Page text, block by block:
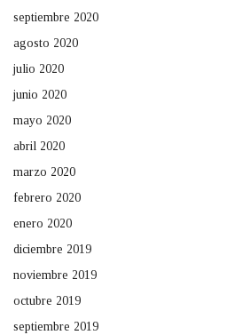
septiembre 2020
agosto 2020
julio 2020
junio 2020
mayo 2020
abril 2020
marzo 2020
febrero 2020
enero 2020
diciembre 2019
noviembre 2019
octubre 2019
septiembre 2019